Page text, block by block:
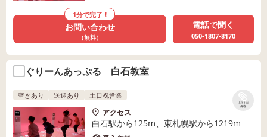
1分で完了！
お問い合わせ
（無料）
電話で聞く
050-1807-8170
ぐりーんあっぷる 白石教室
リストに
保存
空きあり 送迎あり 土日祝営業
アクセス
白石駅から125m、東札幌駅から1219m